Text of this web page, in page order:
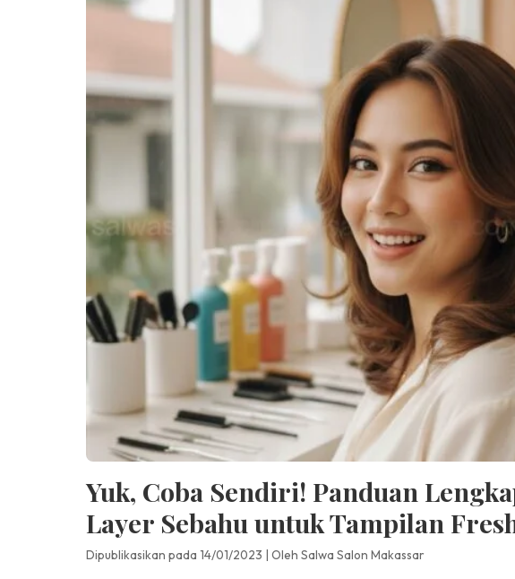
Yuk, Coba Sendiri! Panduan
Layer Sebahu untuk Tampilan
Dipublikasikan pada 14/01/2023 | Oleh Salwa Salon Makassar